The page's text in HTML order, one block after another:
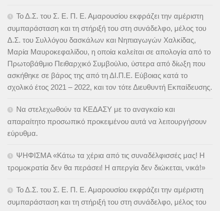
Το Δ.Σ. του Σ. Ε. Π. Ε. Αμαρουσίου εκφράζει την αμέριστη
συμπαράσταση και τη στήριξή του στη συνάδελφο, μέλος του
Δ.Σ. του Συλλόγου δασκάλων και Νηπιαγωγών Χαλκίδας,
Μαρία Μαυροκεφαλίδου, η οποία καλείται σε απολογία από το
Πρωτοβάθμιο Πειθαρχικό Συμβούλιο, ύστερα από δίωξη που
ασκήθηκε σε βάρος της από τη ΔΙ.Π.Ε. Εύβοιας κατά το
σχολικό έτος 2021 – 2022, και τον τότε Διευθυντή Εκπαίδευσης.
Να στελεχωθούν τα ΚΕΔΑΣΥ με το αναγκαίο και
απαραίτητο προσωπικό προκειμένου αυτά να λειτουργήσουν
εύρυθμα.
ΨΗΦΙΣΜΑ «Κάτω τα χέρια από τις συναδέλφισσές μας! Η
τρομοκρατία δεν θα περάσει! Η απεργία δεν διώκεται, νικά!»
Το Δ.Σ. του Σ. Ε. Π. Ε. Αμαρουσίου εκφράζει την αμέριστη
συμπαράσταση και τη στήριξή του στη συνάδελφο, μέλος του